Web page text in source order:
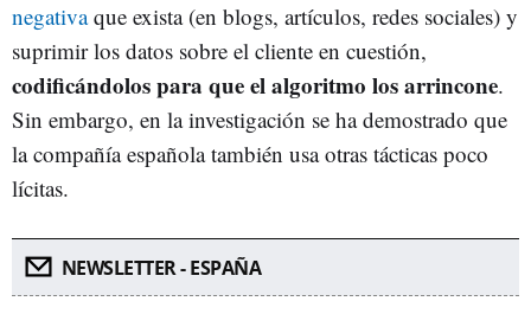
negativaque exista (en blogs, artículos, redes sociales) y
suprimir los datos sobre el cliente en cuestión,
codificándolos para que el algoritmo los arrincone.
Sin embargo, en la investigación se ha demostrado que
la compañía española también usa otras tácticas poco
lícitas.
NEWSLETTER - ESPAÑA